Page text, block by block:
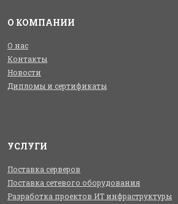
О КОМПАНИИ
О нас
Контакты
Новости
Дипломы и сертификаты
УСЛУГИ
Поставка серверов
Поставка сетевого оборудования
Разработка проектов ИТ инфраструктуры